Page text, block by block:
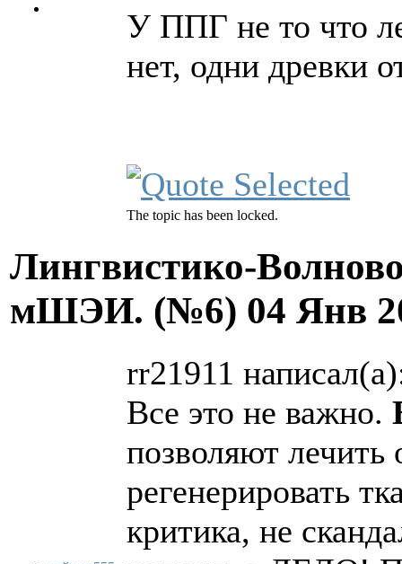
У ППГ не то что
нет, одни древки
The topic has been locked.
Лингвистико-
мШЭИ. (№6) 04 Янв
rr21911
Все это не важно.
позволяют
регенерировать
критика, не